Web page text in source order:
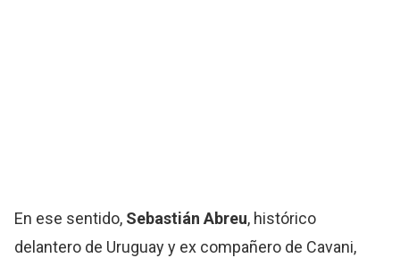
En ese sentido, Sebastián Abreu, histórico
delantero de Uruguay y ex compañero de Cavani,